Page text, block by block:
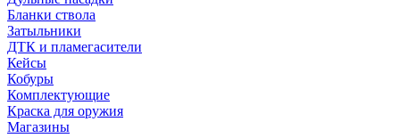
Бланки ствола
Затыльники
ДТК и пламегасители
Кейсы
Кобуры
Комплектующие
Краска для оружия
Магазины